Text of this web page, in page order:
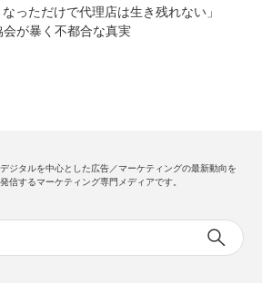
なっただけで代理店は生き残れない」
が暴く不都合な真実
デジタルを中心とした広告／マーケティングの最新動向を
発信するマーケティング専門メディアです。